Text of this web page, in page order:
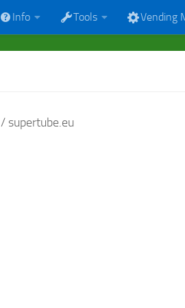
Info Tools Vending
/ supertube.eu